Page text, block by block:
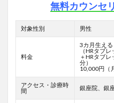
無料カウンセ
対象性別 男性
料金
3カ月生え
（HRタブレ
＋HRタブ
分）
10,000円（
アクセス・診療時
間
銀座院、銀